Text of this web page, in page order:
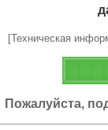
[Техническая
Пожалуйста,